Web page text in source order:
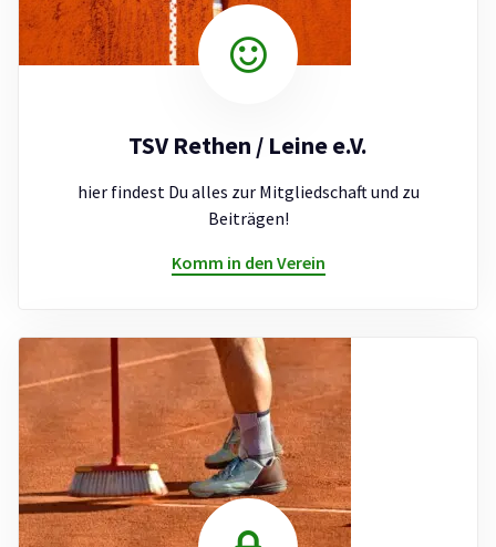
TSV Rethen / Leine e.V.
hier findest Du alles zur Mitgliedschaft und zu
Beiträgen!
Komm in den Verein